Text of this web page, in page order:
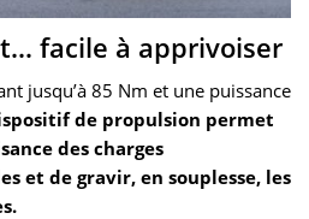
facile à apprivoiser
jusqu’à 85 Nm et une puissance
de propulsion permet
des charges
et de gravir, en souplesse, les